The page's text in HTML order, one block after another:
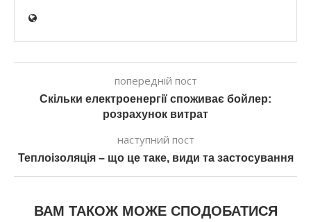
попередній пост
Скільки електроенергії споживає бойлер:
розрахунок витрат
наступний пост
Теплоізоляція – що це таке, види та застосування
ВАМ ТАКОЖ МОЖЕ СПОДОБАТИСЯ